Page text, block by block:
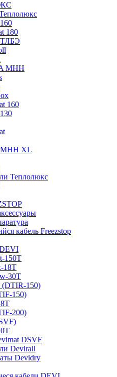
180
ТЛБЭ
МНН
160
МНН XL
Теплолюкс
кабель Freezstop
150T
18T
30T
(DTIR-150)
150)
200)
DSVF
Devirail
Devidry